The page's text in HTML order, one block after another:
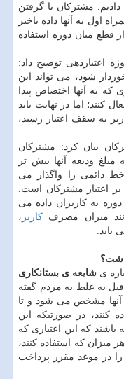
را اختصاص دادیم. مشتركان با گرفتن
اول به آنها داده باخبر
قطع میان دوره استفاده
اعتباردهی توضیح داد:
شود، می تواند این
كه به آنها اختصاص پیدا
كنند؛ اما در نهایت باید
به سقف اعتبار رسید،
بیان كرد: مشتركان
ودیعه آنها بیش تر
خط دائمی را واگذار می
اعتبار مشتركان است.
دوره به كاربران داده می
میزان مصرف كاربر ،
ی شایعه ی بستانكاری
به غلط به مردم گفته
آنها مشخص می شود و تا
كنند، در صورتیكه این
كه این اعتباری كه
میزان كه استفاده كنند،
را در موعد مقرر پرداخت